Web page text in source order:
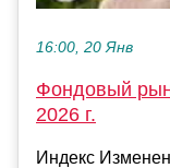
16:00, 20 Янв
Фондовый
2026 г.
Индекс